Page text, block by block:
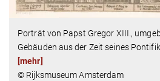
Porträt von Papst Gregor XIII.,
Gebäuden aus der Zeit seines
[mehr]
© Rijksmuseum Amsterdam